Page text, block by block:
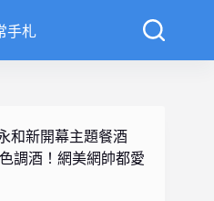
手札
和新開幕主題餐酒
調酒！網美網帥都愛